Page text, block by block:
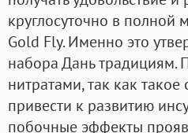
круглосуточно в полной
Gold Fly. Именно это
набора Дань традициям.
нитратами, так как
привести к развитию
побочные эффекты